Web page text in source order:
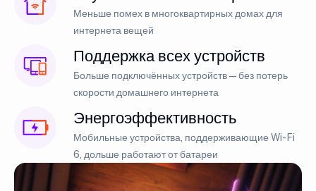
Меньше помех в многоквартирных домах для
интернета вещей
Поддержка всех устройств
Больше подключённых устройств — без потерь
скорости домашнего интернета
Энергоэффективность
Мобильные устройства, поддерживающие Wi-Fi
6, дольше работают от батареи